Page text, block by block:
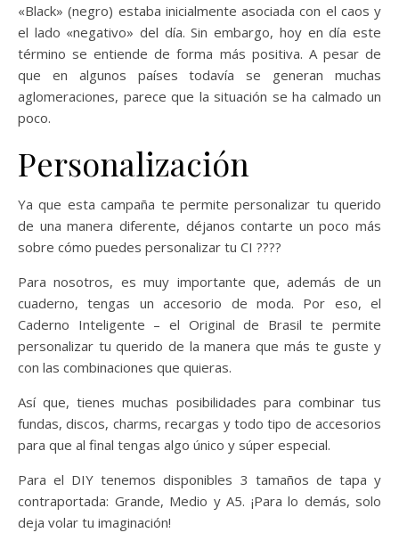
«Black» (negro) estaba inicialmente asociada con el caos y
el lado «negativo» del día. Sin embargo, hoy en día este
término se entiende de forma más positiva. A pesar de
que en algunos países todavía se generan muchas
aglomeraciones, parece que la situación se ha calmado un
poco.
Personalización
Ya que esta campaña te permite personalizar tu querido
de una manera diferente, déjanos contarte un poco más
sobre cómo puedes personalizar tu CI ????
Para nosotros, es muy importante que, además de un
cuaderno, tengas un accesorio de moda. Por eso, el
Caderno Inteligente – el Original de Brasil te permite
personalizar tu querido de la manera que más te guste y
con las combinaciones que quieras.
Así que, tienes muchas posibilidades para combinar tus
fundas, discos, charms, recargas y todo tipo de accesorios
para que al final tengas algo único y súper especial.
Para el DIY tenemos disponibles 3 tamaños de tapa y
contraportada: Grande, Medio y A5. ¡Para lo demás, solo
deja volar tu imaginación!